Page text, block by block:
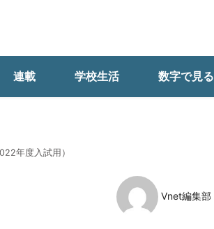
連載 学校生活 数字で見る
年度入試用）
Vnet編集部